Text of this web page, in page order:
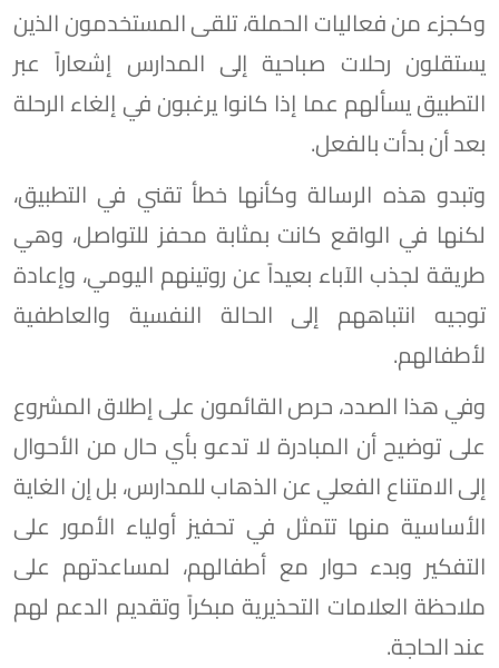
وكجزء من فعاليات الحملة، تلقى المستخدمون الذين
يستقلون رحلات صباحية إلى المدارس إشعاراً عبر
التطبيق يسألهم عما إذا كانوا يرغبون في إلغاء الرحلة
بعد أن بدأت بالفعل.
وتبدو هذه الرسالة وكأنها خطأ تقني في التطبيق،
لكنها في الواقع كانت بمثابة محفز للتواصل، وهي
طريقة لجذب الآباء بعيداً عن روتينهم اليومي، وإعادة
توجيه انتباههم إلى الحالة النفسية والعاطفية
لأطفالهم.
وفي هذا الصدد، حرص القائمون على إطلاق المشروع
على توضيح أن المبادرة لا تدعو بأي حال من الأحوال
إلى الامتناع الفعلي عن الذهاب للمدارس، بل إن الغاية
الأساسية منها تتمثل في تحفيز أولياء الأمور على
التفكير وبدء حوار مع أطفالهم، لمساعدتهم على
ملاحظة العلامات التحذيرية مبكراً وتقديم الدعم لهم
عند الحاجة.